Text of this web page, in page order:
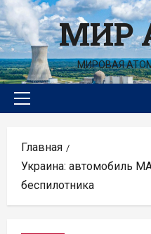
Перейти
к
содержимомуМИР
МИРОВАЯ
Основное
Главная
Украина: автомобиль
беспилотника